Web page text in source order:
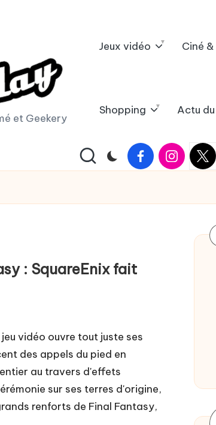
et Geekery
Jeux vidéo Ciné
Shopping Actu
FacebookInstagram
X
|
: SquareEnix fait
vidéo ouvre tout juste ses
des appels du pied en
au travers d'effets
sur ses terres d'origine,
renforts de Final Fantasy,